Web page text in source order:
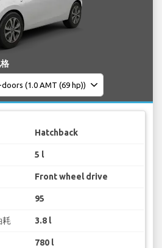
Hatchback
5 l
Front wheel drive
95
耗 3.8 l
780 l